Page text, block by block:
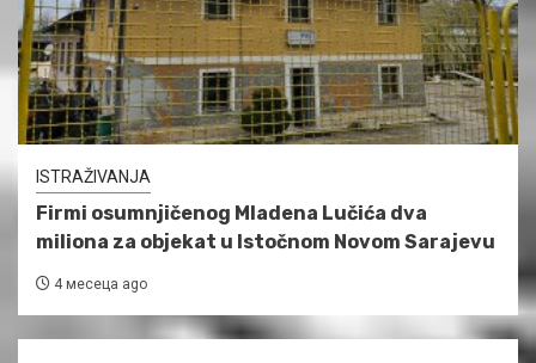
ISTRAŽIVANJA
Firmi osumnjičenog Mladena Lučića dva
miliona za objekat u Istočnom Novom Sarajevu
4 месеца ago